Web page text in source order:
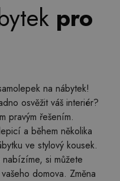
pro
na nábytek!
osvěžit váš interiér?
pravým řešením.
a během několika
ve stylový kousek.
si můžete
domova. Změna